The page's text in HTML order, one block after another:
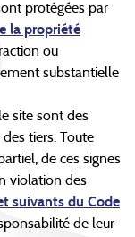
protégées par
la propriété
ou
substantielle
site sont des
tiers. Toute
de ces signes
violation des
suivants du Code
de leur